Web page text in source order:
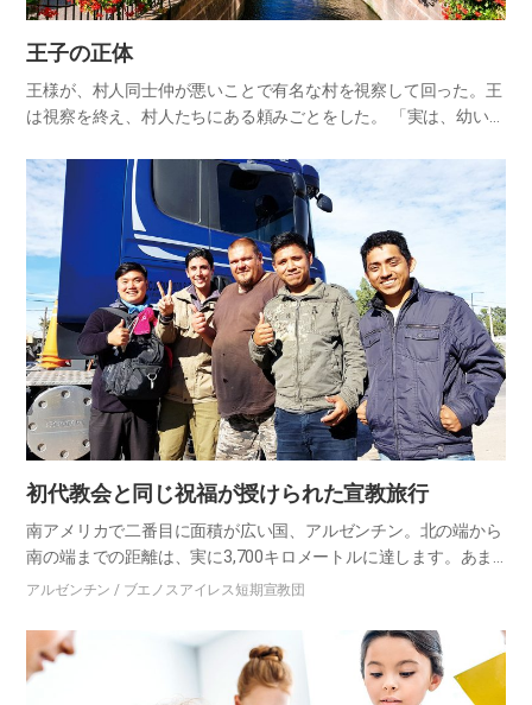
王子の正体
王様が、村人同士仲が悪いことで有名な村を視察して回った。王
は視察を終え、村人たちにある頼みごとをした。 「実は、幼い末
愛がってくれたまえ」 王は、誰が王子なのか、どこにいるのかに
つい…
初代教会と同じ祝福が授けられた宣教旅行
南アメリカで二番目に面積が広い国、アルゼンチン。北の端から
南の端までの距離は、実に3,700キロメートルに達します。あま
りにも広いため、地域ごとに気候も異なります。北は一年中暑い
気温…
アルゼンチン / ブエノスアイレス短期宣教団